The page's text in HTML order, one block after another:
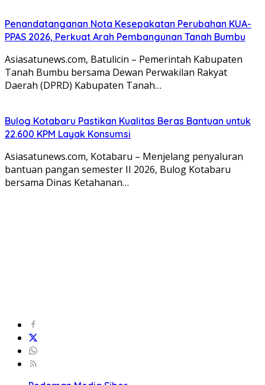
Penandatanganan Nota Kesepakatan Perubahan KUA-
PPAS 2026, Perkuat Arah Pembangunan Tanah Bumbu
Asiasatunews.com, Batulicin – Pemerintah Kabupaten
Tanah Bumbu bersama Dewan Perwakilan Rakyat
Daerah (DPRD) Kabupaten Tanah…
Bulog Kotabaru Pastikan Kualitas Beras Bantuan untuk
22.600 KPM Layak Konsumsi
Asiasatunews.com, Kotabaru – Menjelang penyaluran
bantuan pangan semester II 2026, Bulog Kotabaru
bersama Dinas Ketahanan…